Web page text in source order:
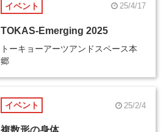
イベント 25/4/17
TOKAS-Emerging 2025
トーキョーアーツアンドスペース本
郷
イベント 25/2/4
複数形の身体